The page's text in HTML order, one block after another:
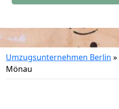
Umzugsunternehmen Berlin »
Mönau